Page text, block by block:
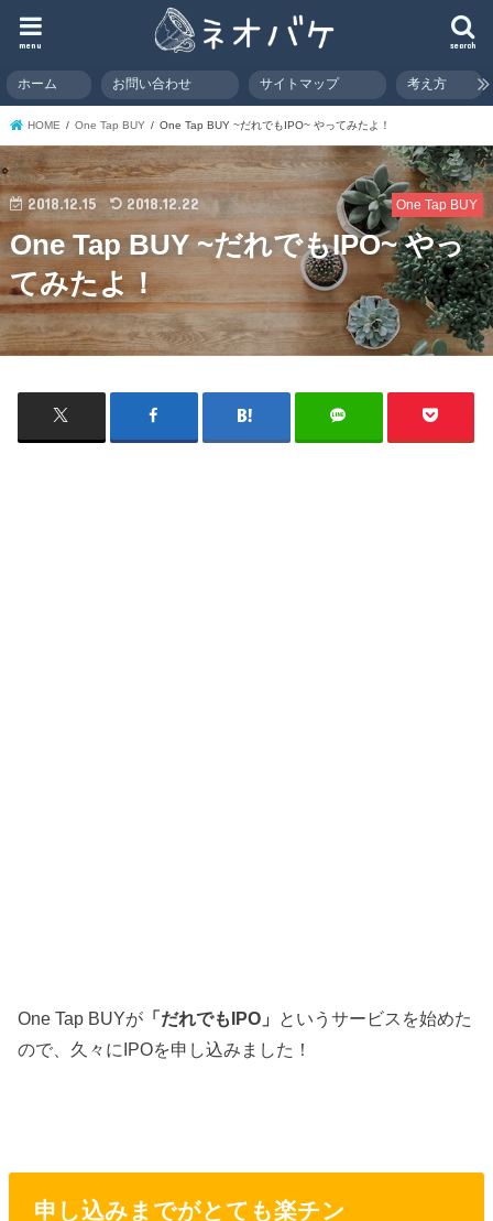
search
menu
ホーム お問い合わせ サイトマップ 考え方
HOME One Tap BUY One Tap BUY ~だれでもIPO~ やってみたよ！
One Tap BUY
2018.12.15 2018.12.22
One Tap BUY ~だれでもIPO~ やっ
てみたよ！
One Tap BUYが 「だれでもIPO」 というサービスを始めた
ので、久々にIPOを申し込みました！
申し込みまでがとても楽チン